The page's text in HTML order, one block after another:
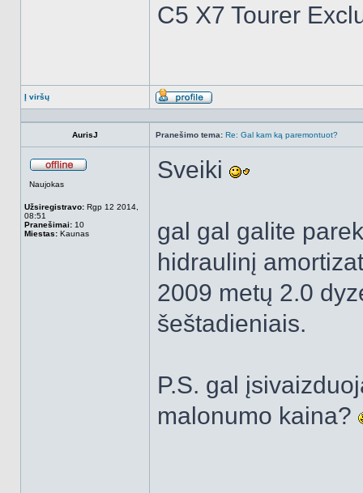
C5 X7 Tourer
Į viršų
Aprašymas
AurisJ Pranešimo tema: Re: Gal kam ką paremontuot?
Naujokas
Užsiregistravo: Rgp 12 2014,
08:51
Pranešimai: 10
Miestas: Kaunas
Sveiki
gal gal galite
hidraulinį
2009 metų 2.0
šeštadieniais.
P.S. gal
malonumo kaina?